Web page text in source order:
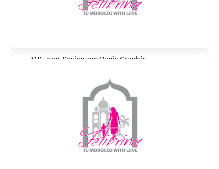
#19 Logo-Design von Denis Graphic